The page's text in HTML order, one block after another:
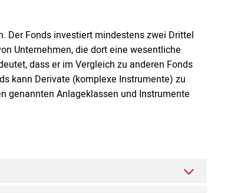
Der Fonds investiert mindestens zwei Drittel
Unternehmen, die dort eine wesentliche
dass er im Vergleich zu anderen Fonds
kann Derivate (komplexe Instrumente) zu
genannten Anlageklassen und Instrumente